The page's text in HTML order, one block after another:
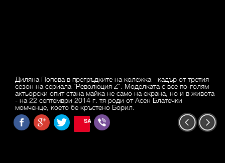
Диляна Попова в прегръдките на колежка - кадър от третия
сезон на сериала "Революция Z". Моделката с все по-голям
актьорски опит стана майка не само на екрана, но и в живота
- на 22 септември 2014 г. тя роди от Асен Блатечки
момченце, което бе кръстено Борил.
SAVE